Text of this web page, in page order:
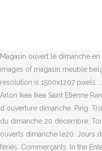
Magasin ouvert le dimanche
images of magasin meuble
resolution is 1500x1207 pixels.
Arlon Ikea Ikea Saint Etienne
d ouverture dimanche. Ping.
du dimanche 20 décembre.
ouverts dimanche le20. Jours
fériés. Commerçants. In the